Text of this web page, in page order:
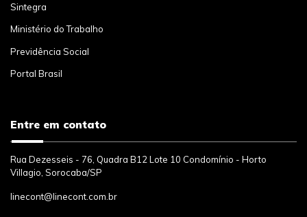
Sintegra
Ministério do Trabalho
Previdência Social
Portal Brasil
Entre em contato
Rua Dezesseis - 76, Quadra B12 Lote 10 Condomínio - Horto
Villagio, Sorocaba/SP
linecont@linecont.com.br